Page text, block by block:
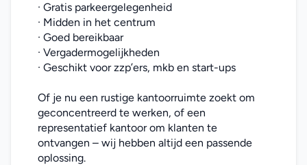
· Gratis parkeergelegenheid
· Midden in het centrum
· Goed bereikbaar
· Vergadermogelijkheden
· Geschikt voor zzp’ers, mkb en start-ups
Of je nu een rustige kantoorruimte zoekt om
geconcentreerd te werken, of een
representatief kantoor om klanten te
ontvangen – wij hebben altijd een passende
oplossing.